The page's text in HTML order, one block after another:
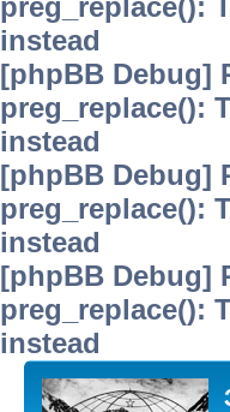
preg_replace():
instead
[phpBB Debug]
preg_replace():
instead
[phpBB Debug]
preg_replace():
instead
[phpBB Debug]
preg_replace():
instead